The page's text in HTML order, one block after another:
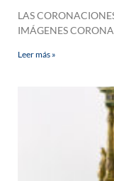
LAS
IMÁGENES
Leer más »